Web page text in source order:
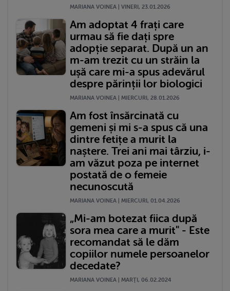
MARIANA VOINEA | VINERI, 23.01.2026
Am adoptat 4 frați care
urmau să fie dați spre
adopție separat. După un an
m-am trezit cu un străin la
ușă care mi-a spus adevărul
despre părinții lor biologici
MARIANA VOINEA | MIERCURI, 28.01.2026
Am fost însărcinată cu
gemeni și mi s-a spus că una
dintre fetițe a murit la
naștere. Trei ani mai târziu, i-
am văzut poza pe internet
postată de o femeie
necunoscută
MARIANA VOINEA | MIERCURI, 01.04.2026
„Mi-am botezat fiica după
sora mea care a murit" - Este
recomandat să le dăm
copiilor numele persoanelor
decedate?
MARIANA VOINEA | MARŢI, 06.02.2024